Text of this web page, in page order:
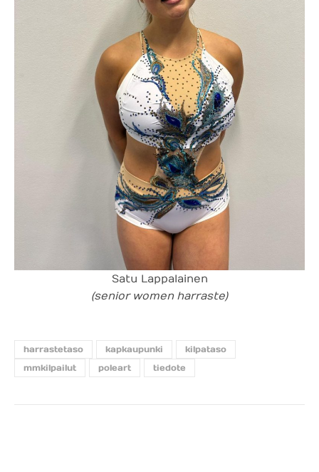
Satu Lappalainen
(senior women harraste)
harrastetaso kapkaupunki
kilpataso
mmkilpailut
poleart tiedote